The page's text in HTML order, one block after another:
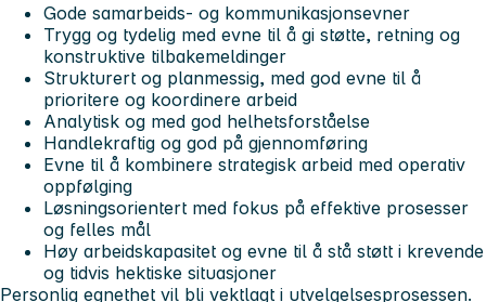
Gode samarbeids- og kommunikasjonsevner
Trygg og tydelig med evne til å gi støtte, retning og
konstruktive tilbakemeldinger
Strukturert og planmessig, med god evne til å
prioritere og koordinere arbeid
Analytisk og med god helhetsforståelse
Handlekraftig og god på gjennomføring
Evne til å kombinere strategisk arbeid med operativ
oppfølging
Løsningsorientert med fokus på effektive prosesser
og felles mål
Høy arbeidskapasitet og evne til å stå støtt i krevende
og tidvis hektiske situasjoner
Personlig egnethet vil bli vektlagt i utvelgelsesprosessen.